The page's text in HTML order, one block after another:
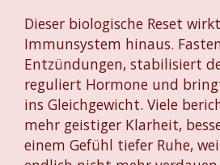
Dieser biologische Reset
Immunsystem hinaus.
Entzündungen, stabilisiert
reguliert Hormone und
ins Gleichgewicht. Viele
mehr geistiger Klarheit,
einem Gefühl tiefer Ruhe,